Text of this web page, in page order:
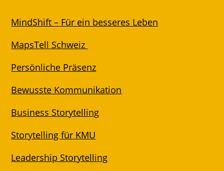
MindShift – Für ein besseres Leben
MapsTell Schweiz
Persönliche Präsenz
Bewusste Kommunikation
Business Storytelling
Storytelling für KMU
Leadership Storytelling